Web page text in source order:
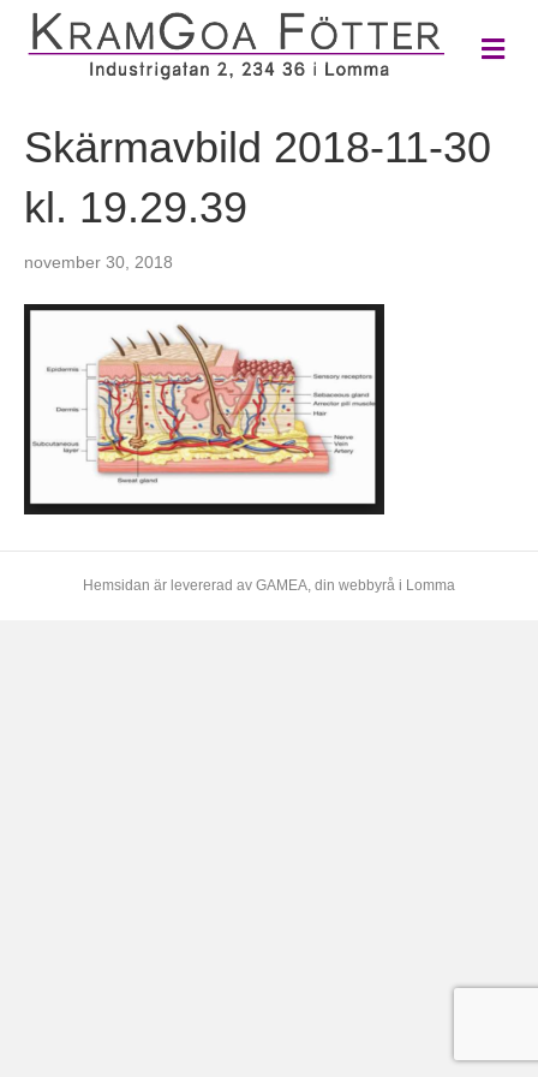
M
e
Skärmavbild 2018-11-30
kl. 19.29.39
november 30, 2018
Hemsidan är levererad av GAMEA, din webbyrå i Lomma